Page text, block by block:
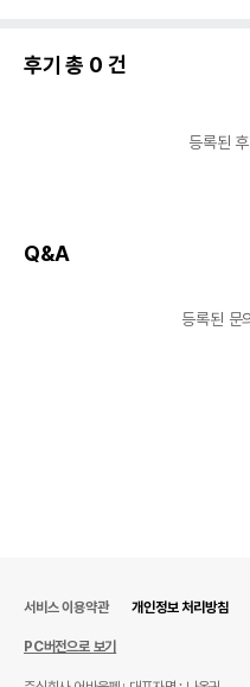
후기 총 0 건
등록된
Q&A
등록된 문
서비스 이용약관 개인정보 처리방침
PC버전으로 보기